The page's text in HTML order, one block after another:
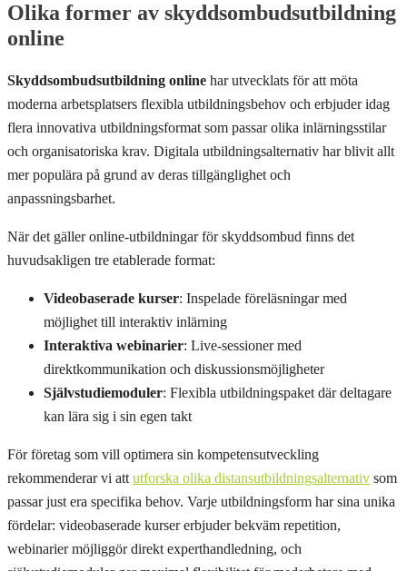
Olika former av skyddsombudsutbildning
online
Skyddsombudsutbildning online har utvecklats för att möta
moderna arbetsplatsers flexibla utbildningsbehov och erbjuder idag
flera innovativa utbildningsformat som passar olika inlärningsstilar
och organisatoriska krav. Digitala utbildningsalternativ har blivit allt
mer populära på grund av deras tillgänglighet och
anpassningsbarhet.
När det gäller online-utbildningar för skyddsombud finns det
huvudsakligen tre etablerade format:
Videobaserade kurser: Inspelade föreläsningar med
möjlighet till interaktiv inlärning
Interaktiva webinarier: Live-sessioner med
direktkommunikation och diskussionsmöjligheter
Självstudiemoduler: Flexibla utbildningspaket där deltagare
kan lära sig i sin egen takt
För företag som vill optimera sin kompetensutveckling
rekommenderar vi att utforska olika distansutbildningsalternativ som
passar just era specifika behov. Varje utbildningsform har sina unika
fördelar: videobaserade kurser erbjuder bekväm repetition,
webinarier möjliggör direkt experthandledning, och